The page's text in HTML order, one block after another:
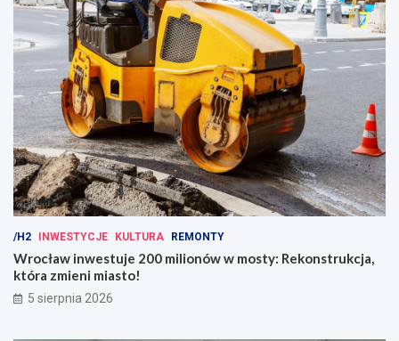
/H2 INWESTYCJE KULTURA REMONTY
Wrocław inwestuje 200 milionów w mosty: Rekonstrukcja,
która zmieni miasto!
5 sierpnia 2026